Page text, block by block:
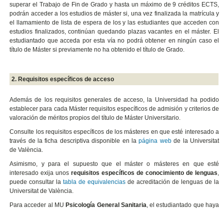
superar el Trabajo de Fin de Grado y hasta un máximo de 9 créditos ECTS,
podrán acceder a los estudios de máster si, una vez finalizada la matrícula y
el llamamiento de lista de espera de los y las estudiantes que acceden con
estudios finalizados, continúan quedando plazas vacantes en el máster. El
estudiantado que acceda por esta vía no podrá obtener en ningún caso el
título de Máster si previamente no ha obtenido el título de Grado.
2. Requisitos específicos de acceso
Además de los requisitos generales de acceso, la Universidad ha podido
establecer para cada Máster requisitos específicos de admisión y criterios de
valoración de méritos propios del título de Máster Universitario.
Consulte los requisitos específicos de los másteres en que esté interesado a
través de la ficha descriptiva disponible en lapágina webde la Universitat
de València.
Asimismo, y para el supuesto que el máster o másteres en que esté
interesado exija unosrequisitos específicos de conocimiento de lenguas,
puede consultar latabla de equivalencias de acreditación de lenguas de la
Universitat de València.
Para acceder al MU Psicología General Sanitaria, el estudiantado que haya